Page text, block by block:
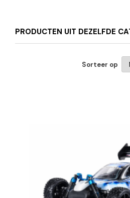
PRODUCTEN UIT DEZELFDE
Sorteer op